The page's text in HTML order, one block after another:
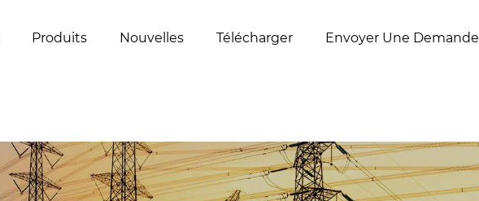
Produits Nouvelles Télécharger Envoyer Une Demande